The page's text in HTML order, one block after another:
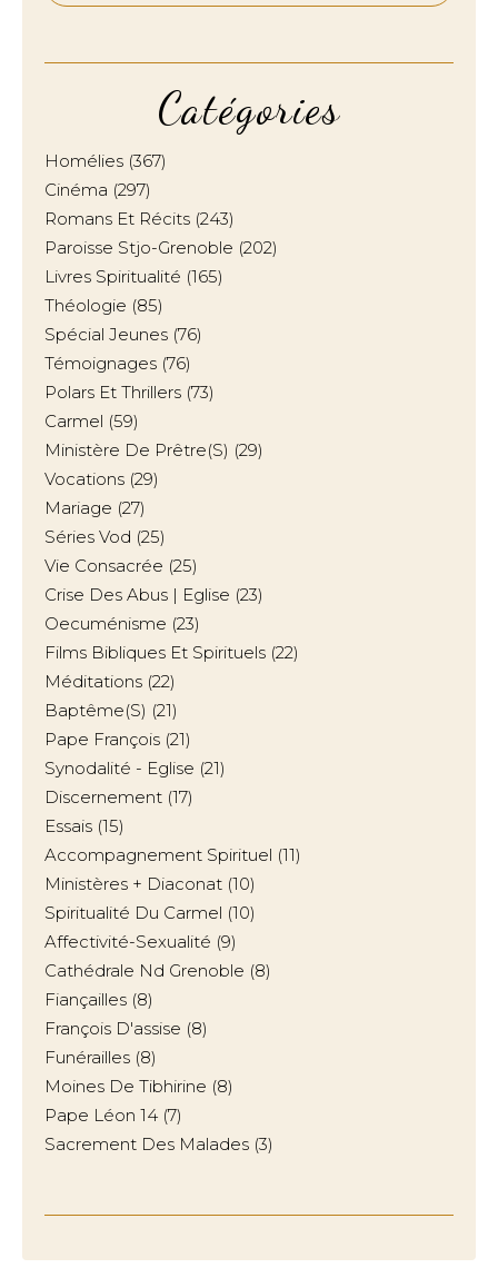
Catégories
Homélies (367)
Cinéma (297)
Romans Et Récits (243)
Paroisse Stjo-Grenoble (202)
Livres Spiritualité (165)
Théologie (85)
Spécial Jeunes (76)
Témoignages (76)
Polars Et Thrillers (73)
Carmel (59)
Ministère De Prêtre(s) (29)
Vocations (29)
Mariage (27)
Séries Vod (25)
Vie Consacrée (25)
Crise Des Abus | Eglise (23)
Oecuménisme (23)
Films Bibliques Et Spirituels (22)
Méditations (22)
Baptême(s) (21)
Pape François (21)
Synodalité - Eglise (21)
Discernement (17)
Essais (15)
Accompagnement Spirituel (11)
Ministères + Diaconat (10)
Spiritualité Du Carmel (10)
Affectivité-Sexualité (9)
Cathédrale Nd Grenoble (8)
Fiançailles (8)
François D'assise (8)
Funérailles (8)
Moines De Tibhirine (8)
Pape Léon 14 (7)
Sacrement Des Malades (3)